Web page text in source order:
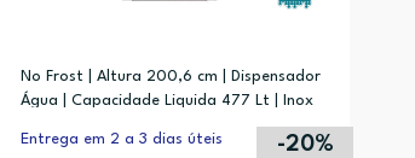
No Frost | Altura 200,6 cm | Dispensador
Água | Capacidade Liquida 477 Lt | Inox
Entrega em 2 a 3 dias úteis
-20%